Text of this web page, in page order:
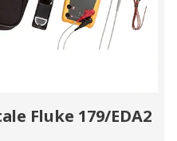
Fluke 179/EDA2